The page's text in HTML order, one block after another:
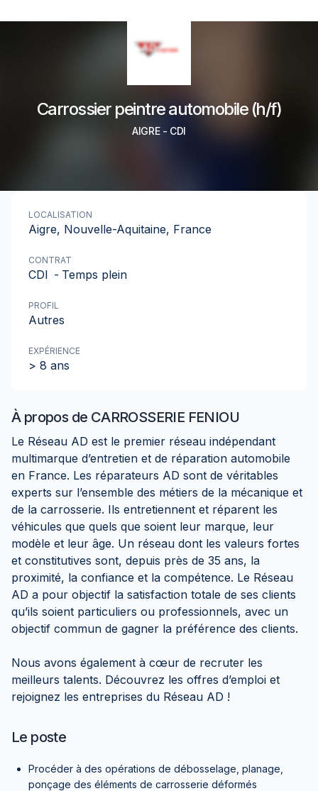
Carrossier peintre automobile (h/f)
AIGRE - CDI
À propos de CARROSSERIE FENIOU
Le Réseau AD est le premier réseau indépendant
multimarque d’entretien et de réparation automobile
en France. Les réparateurs AD sont de véritables
experts sur l’ensemble des métiers de la mécanique et
de la carrosserie. Ils entretiennent et réparent les
véhicules que quels que soient leur marque, leur
modèle et leur âge. Un réseau dont les valeurs fortes
et constitutives sont, depuis près de 35 ans, la
proximité, la confiance et la compétence. Le Réseau
AD a pour objectif la satisfaction totale de ses clients
qu’ils soient particuliers ou professionnels, avec un
objectif commun de gagner la préférence des clients.
Nous avons également à cœur de recruter les
meilleurs talents. Découvrez les offres d’emploi et
rejoignez les entreprises du Réseau AD !
Le poste
Procéder à des opérations de débosselage, planage,
ponçage des éléments de carrosserie déformés
LOCALISATION
Aigre, Nouvelle-Aquitaine, France
CONTRAT
CDI - Temps plein
PROFIL
Autres
EXPÉRIENCE
> 8 ans